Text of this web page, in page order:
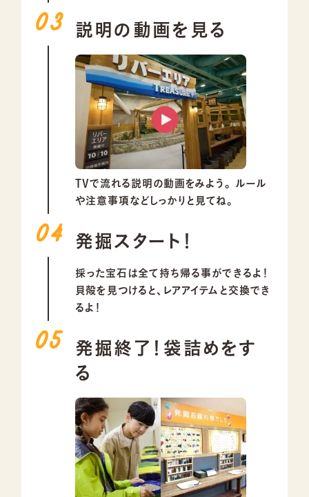
説明の動画を見る
TVで流れる説明の動画をみよう。
ルール
や注意事項などしっかりと見てね。
発掘スタート！
採った宝石は全て持ち帰る事ができるよ！
貝殻を見つけると、レアアイテムと交換でき
るよ！
発掘終了！袋詰めをす
る